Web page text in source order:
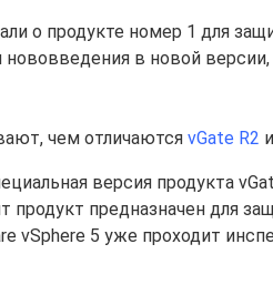
о продукте номер 1 для
нововведения в новой версии,
чем отличаются vGate R2
версия продукта
продукт предназначен для
vSphere 5 уже проходит